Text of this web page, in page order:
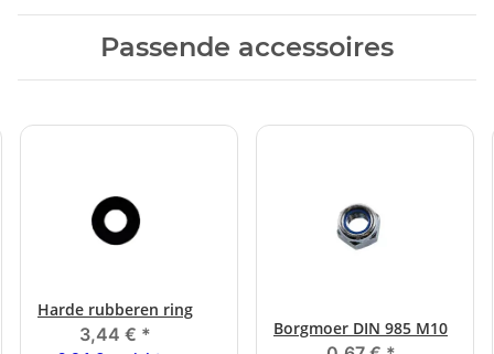
Passende accessoires
Harde rubberen ring
3,44 € * Borgmoer DIN 985 M10